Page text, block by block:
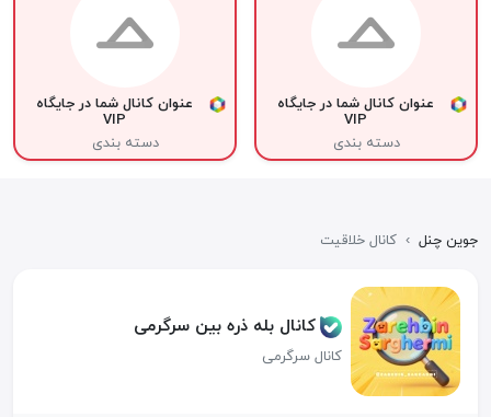
عنوان کانال شما در جایگاه
VIP
دسته بندی
عنوان کانال شما در جایگاه
VIP
دسته بندی
جوین چنل › کانال خلاقیت
کانال بله ذره بین سرگرمی
کانال سرگرمی